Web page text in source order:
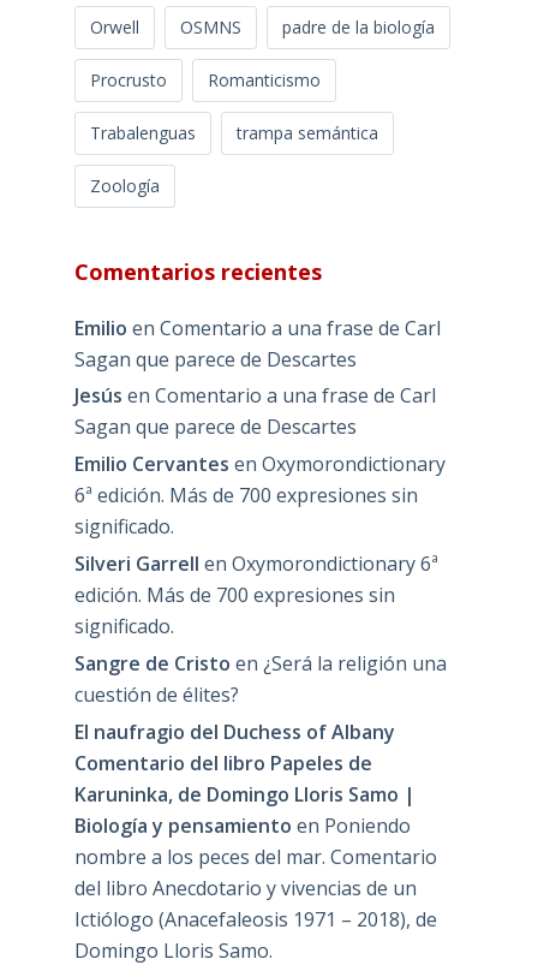
Orwell OSMNS padre de la biología
Procrusto Romanticismo
Trabalenguas trampa semántica
Zoología
Comentarios recientes
Emilio en Comentario a una frase de Carl
Sagan que parece de Descartes
Jesús en Comentario a una frase de Carl
Sagan que parece de Descartes
Emilio Cervantes en Oxymorondictionary
6ª edición. Más de 700 expresiones sin
significado.
Silveri Garrell en Oxymorondictionary 6ª
edición. Más de 700 expresiones sin
significado.
Sangre de Cristo en ¿Será la religión una
cuestión de élites?
El naufragio del Duchess of Albany
Comentario del libro Papeles de
Karuninka, de Domingo Lloris Samo |
Biología y pensamiento en Poniendo
nombre a los peces del mar. Comentario
del libro Anecdotario y vivencias de un
Ictiólogo (Anacefaleosis 1971 – 2018), de
Domingo Lloris Samo.